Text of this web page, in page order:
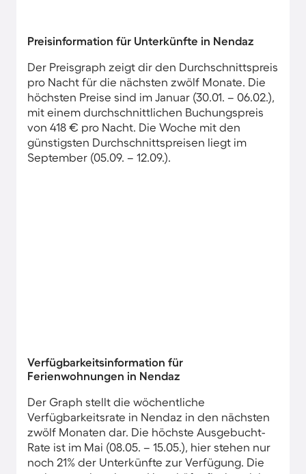
Preisinformation für Unterkünfte in Nendaz
Der Preisgraph zeigt dir den Durchschnittspreis
pro Nacht für die nächsten zwölf Monate. Die
höchsten Preise sind im Januar (30.01. – 06.02.),
mit einem durchschnittlichen Buchungspreis
von 418 € pro Nacht. Die Woche mit den
günstigsten Durchschnittspreisen liegt im
September (05.09. – 12.09.).
Verfügbarkeitsinformation für
Ferienwohnungen in Nendaz
Der Graph stellt die wöchentliche
Verfügbarkeitsrate in Nendaz in den nächsten
zwölf Monaten dar. Die höchste Ausgebucht-
Rate ist im Mai (08.05. – 15.05.), hier stehen nur
noch 21% der Unterkünfte zur Verfügung. Die